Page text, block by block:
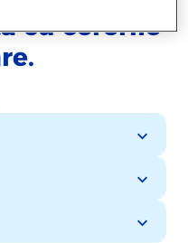
cu cererile